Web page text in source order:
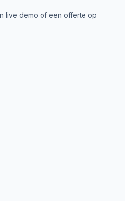
live demo of een offerte op